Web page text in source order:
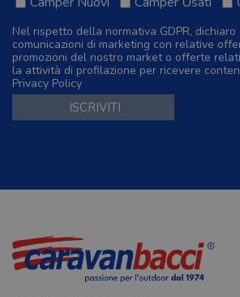
Nel rispetto della normativa GDPR,
comunicazioni di marketing con relative
promozioni del nostro market o offerte
la attività di profilazione per ricevere
Privacy Policy